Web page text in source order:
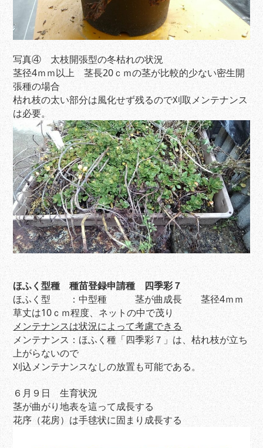
写真④ 太枝開張型の冬枯れの状況
茎径4ｍｍ以上 茎長20ｃｍの茎が比較的少ない密生開
張種の場合
枯れ枝の太い部分は風化せず残るので刈取メンテナンス
は必要。
ほふく型種 種苗登録申請種 四季彩７
ほふく型 ：中型種 茎が曲成長 茎径4ｍｍ
草丈は10ｃｍ程度、ネットの中で茂り
メンテナンスは状況によって考慮できる
メンテナンス：ほふく種「四季彩７」は、枯れ枝が立ち
上がらないので
刈込メンテナンスなしの放置も可能である。
６月９日 生育状況
茎が曲がり地表を這って成長する
花序（花房）は手毬状に固まり成長する